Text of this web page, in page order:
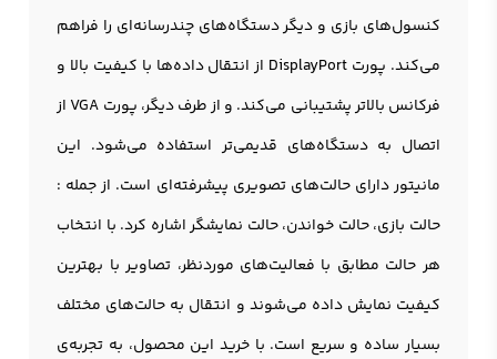
کنسول‌های بازی و دیگر دستگاه‌های چندرسانه‌ای را فراهم
می‌کند. پورت DisplayPort از انتقال داده‌ها با کیفیت بالا و
فرکانس بالاتر پشتیبانی می‌کند. و از طرف دیگر، پورت VGA از
اتصال به دستگاه‌های قدیمی‌تر استفاده می‌شود. این
مانيتور دارای حالت‌های تصویری پیشرفته‌ای است. از جمله :
حالت بازی، حالت خواندن، حالت نمایشگر اشاره کرد. با انتخاب
هر حالت مطابق با فعالیت‌های موردنظر، تصاویر با بهترین
کیفیت نمایش داده می‌شوند و انتقال به حالت‌های مختلف
بسیار ساده و سریع است. با خرید این محصول، به تجربه‌ی